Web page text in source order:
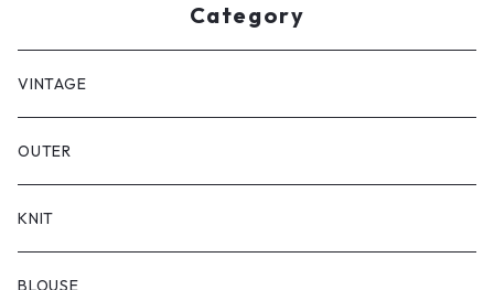
Category
VINTAGE
OUTER
KNIT
BLOUSE